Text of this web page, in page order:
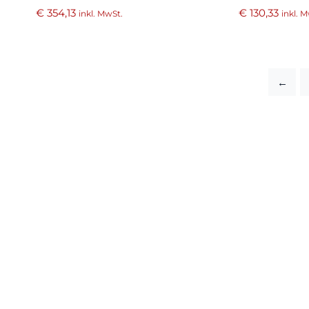
€ 354,13 inkl. MwSt. € 130,33 inkl.
←